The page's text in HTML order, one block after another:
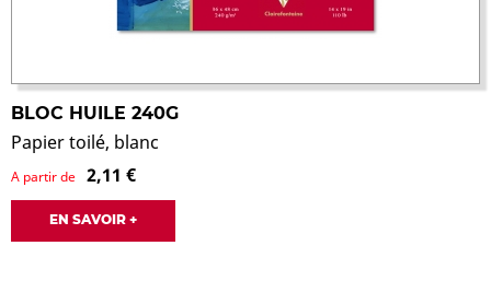
BLOC HUILE 240G
Papier toilé, blanc
A partir de 2,11 €
EN SAVOIR +